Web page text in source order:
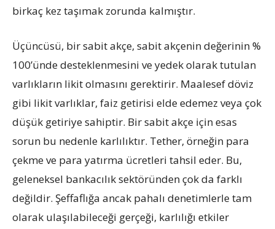
birkaç kez taşımak zorunda kalmıştır.
Üçüncüsü, bir sabit akçe, sabit akçenin değerinin %
100’ünde desteklenmesini ve yedek olarak tutulan
varlıkların likit olmasını gerektirir. Maalesef döviz
gibi likit varlıklar, faiz getirisi elde edemez veya çok
düşük getiriye sahiptir. Bir sabit akçe için esas
sorun bu nedenle karlılıktır. Tether, örneğin para
çekme ve para yatırma ücretleri tahsil eder. Bu,
geleneksel bankacılık sektöründen çok da farklı
değildir. Şeffaflığa ancak pahalı denetimlerle tam
olarak ulaşılabileceği gerçeği, karlılığı etkiler